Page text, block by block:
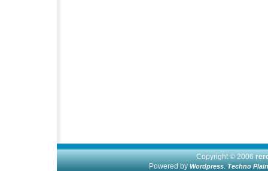
Copyright © 2006
Powered byWordpress.Techno Plain